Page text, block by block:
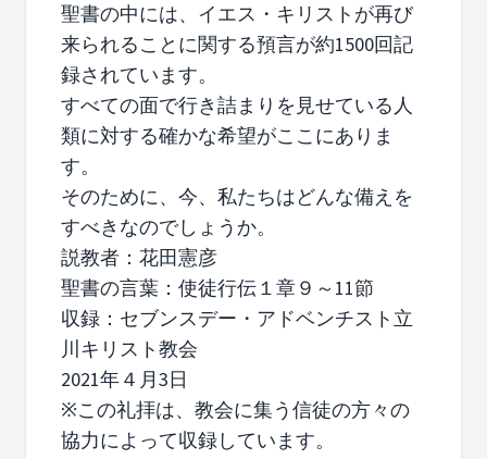
聖書の中には、イエス・キリストが再び
来られることに関する預言が約1500回記
録されています。
すべての面で行き詰まりを見せている人
類に対する確かな希望がここにありま
す。
そのために、今、私たちはどんな備えを
すべきなのでしょうか。
説教者：花田憲彦
聖書の言葉：使徒行伝１章９～11節
収録：セブンスデー・アドベンチスト立
川キリスト教会
2021年４月3日
※この礼拝は、教会に集う信徒の方々の
協力によって収録しています。